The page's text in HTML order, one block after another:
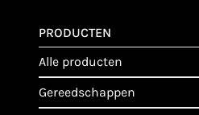
PRODUCTEN
alle producten
gereedschappen